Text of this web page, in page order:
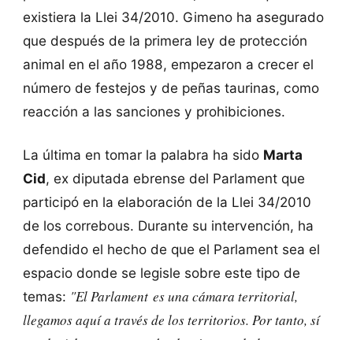
existiera la Llei 34/2010. Gimeno ha asegurado
que después de la primera ley de protección
animal en el año 1988, empezaron a crecer el
número de festejos y de peñas taurinas, como
reacción a las sanciones y prohibiciones.
La última en tomar la palabra ha sido Marta
Cid, ex diputada ebrense del Parlament que
participó en la elaboración de la Llei 34/2010
de los correbous. Durante su intervención, ha
defendido el hecho de que el Parlament sea el
espacio donde se legisle sobre este tipo de
temas: "El Parlament es una cámara territorial,
llegamos aquí a través de los territorios. Por tanto, sí